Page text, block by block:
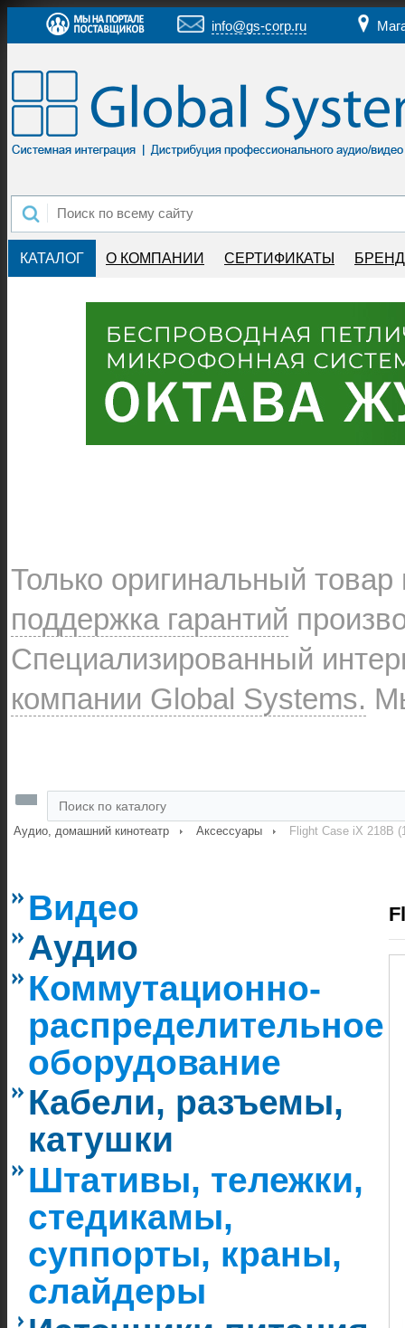
info@gs-corp.ru
КАТАЛОГ О КОМПАНИИ СЕРТИФИКАТЫ
Только оригинальный
поддержка гарантий
Специализированный
компании Global Systems.
Аудио, домашний кинотеатр Аксессуары Flight Case iX 218B
Видео
Аудио
Коммутационно-
распределительное
оборудование
Кабели, разъемы,
катушки
Штативы, тележки,
стедикамы,
суппорты, краны,
слайдеры